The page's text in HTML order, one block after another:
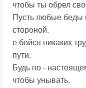
чтобы ты обрел
Пусть любые беды
стороной.
е бойся никаких
пути.
Будь по -
чтобы унывать.